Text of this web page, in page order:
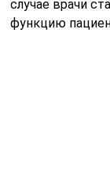
случае врачи
функцию